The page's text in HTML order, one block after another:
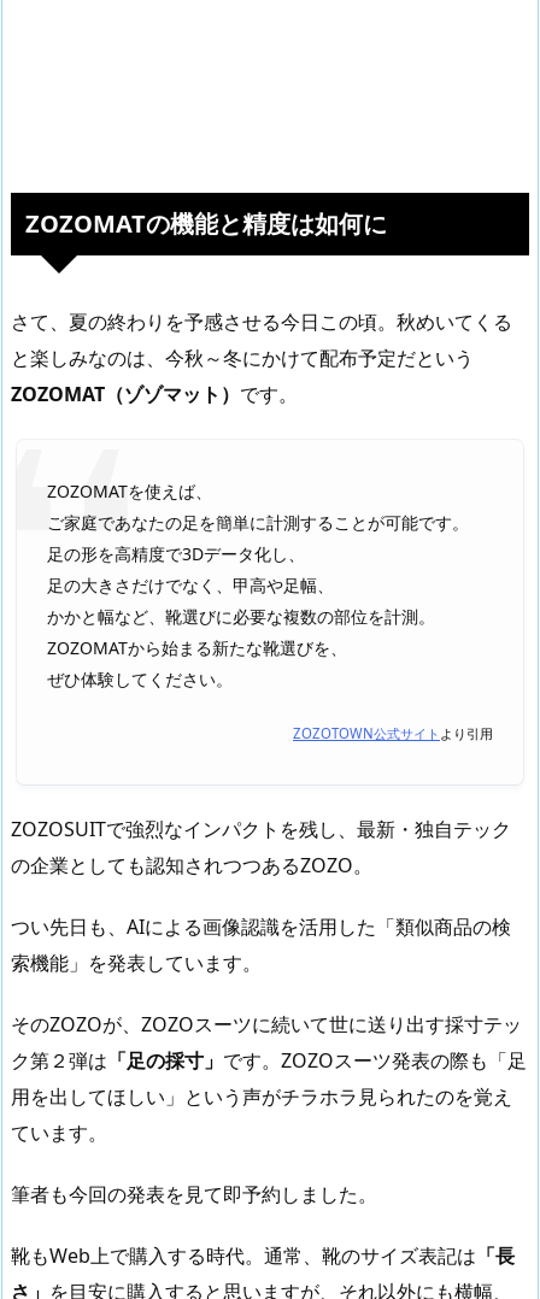
ZOZOMATの機能と精度は如何に
さて、夏の終わりを予感させる今日この頃。秋めいてくる
と楽しみなのは、今秋～冬にかけて配布予定だという
ZOZOMAT（ゾゾマット） です。
ZOZOMATを使えば、
ご家庭であなたの足を簡単に計測することが可能です。
足の形を高精度で3Dデータ化し、
足の大きさだけでなく、甲高や足幅、
かかと幅など、靴選びに必要な複数の部位を計測。
ZOZOMATから始まる新たな靴選びを、
ぜひ体験してください。
ZOZOTOWN公式サイト より引用
ZOZOSUITで強烈なインパクトを残し、最新・独自テック
の企業としても認知されつつあるZOZO。
つい先日も、AIによる画像認識を活用した「類似商品の検
索機能」を発表しています。
そのZOZOが、ZOZOスーツに続いて世に送り出す採寸テッ
ク第２弾は 「足の採寸」 です。ZOZOスーツ発表の際も「足
用を出してほしい」という声がチラホラ見られたのを覚え
ています。
筆者も今回の発表を見て即予約しました。
靴もWeb上で購入する時代。通常、靴のサイズ表記は 「長
さ」 を目安に購入すると思いますが、それ以外にも横幅、